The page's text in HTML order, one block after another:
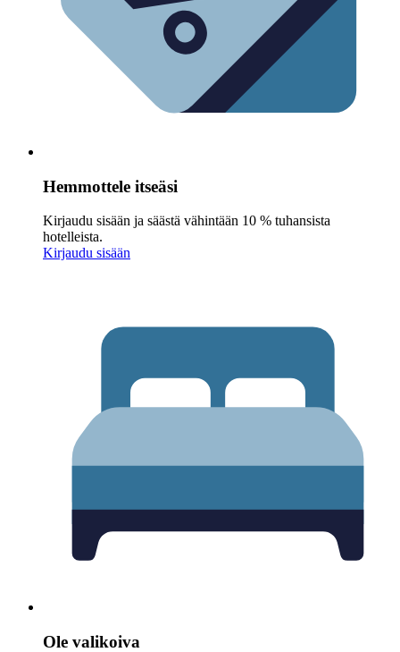
Hemmottele itseäsi
Kirjaudu sisään ja säästä vähintään 10 % tuhansista
hotelleista.
Kirjaudu sisään
Ole valikoiva